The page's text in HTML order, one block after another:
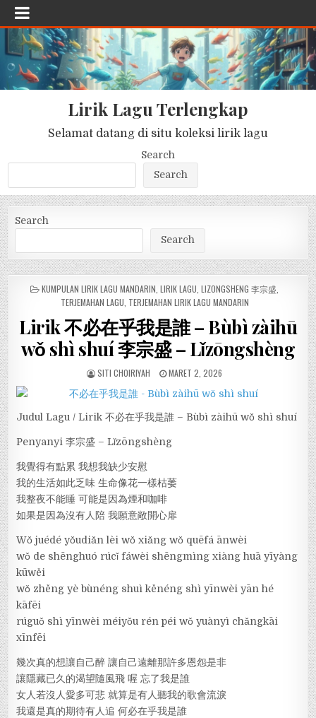
Lirik Lagu Terlengkap
Selamat datang di situ koleksi lirik lagu
Search
Search
Search
Search
POSTED
KUMPULAN LIRIK LAGU MANDARIN LIRIK LAGU LIZONGSHENG 李宗盛
TERJEMAHAN LAGU TERJEMAHAN LIRIK LAGU MANDARIN
Lirik 不必在乎我是誰 – Bùbì zàihū
wǒ shì shuí 李宗盛 – Lǐzōngshèng
SITI CHOIRIYAH MARET 2, 2026
Judul Lagu / Lirik 不必在乎我是誰 – Bùbì zàihū wǒ shì shuí
Penyanyi 李宗盛 – Lǐzōngshèng
我覺得有點累 我想我缺少安慰
我的生活如此乏味 生命像花一樣枯萎
我整夜不能睡 可能是因為煙和咖啡
如果是因為沒有人陪 我願意敞開心扉
Wǒ juédé yǒudiǎn lèi wǒ xiǎng wǒ quēfá ānwèi
wǒ de shēnghuó rúcǐ fáwèi shēngmìng xiàng huā yīyàng
kūwěi
wǒ zhěng yè bùnéng shuì kěnéng shì yīnwèi yān hé
kāfēi
rúguǒ shì yīnwèi méiyǒu rén péi wǒ yuànyì chǎngkāi
xīnfēi
幾次真的想讓自己醉 讓自己遠離那許多恩怨是非
讓隱藏已久的渴望隨風飛 喔 忘了我是誰
女人若沒人愛多可悲 就算是有人聽我的歌會流淚
我還是真的期待有人追 何必在乎我是誰